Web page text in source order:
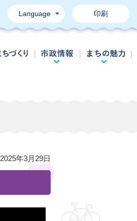
Language 印刷
就労・産業・まちづくり
市政情報
2025年3月29日